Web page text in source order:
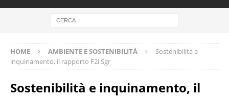
HOME AMBIENTE E SOSTENIBILITÀ
Sostenibilità e
inquinamento, il rapporto F2i Sgr
Sostenibilità e inquinamento, il